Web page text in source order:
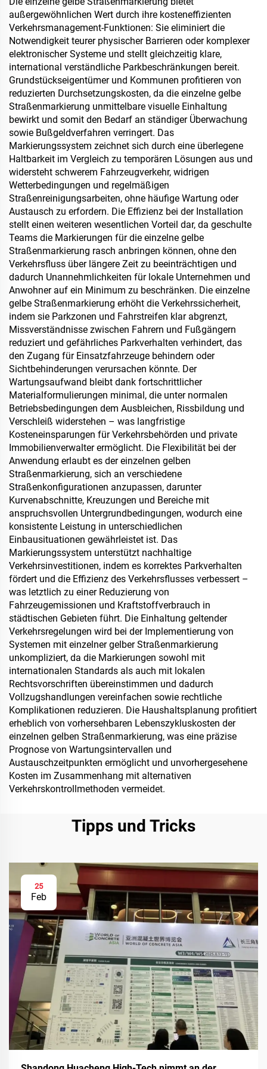
Dach, Wintergarten,
Außenwand, Innenwand,
Trennwand, Schlafzimmer,
Besprechungsraum und
Klassenzimmer, Karaoke-
Bar, Tiefgarage, privates
Heimkino im
Untergeschoss, Untergro
außergewöhnlichen Wert durch ihre kosteneffizienten
Verkehrsmanagement-Funktionen: Sie eliminiert die
Notwendigkeit teurer physischer Barrieren oder komplexer
elektronischer Systeme und stellt gleichzeitig klare,
international verständliche Parkbeschränkungen bereit.
Grundstückseigentümer und Kommunen profitieren von
reduzierten Durchsetzungskosten, da die einzelne gelbe
Straßenmarkierung unmittelbare visuelle Einhaltung
bewirkt und somit den Bedarf an ständiger Überwachung
sowie Bußgeldverfahren verringert. Das
Markierungssystem zeichnet sich durch eine überlegene
Haltbarkeit im Vergleich zu temporären Lösungen aus und
widersteht schwerem Fahrzeugverkehr, widrigen
Wetterbedingungen und regelmäßigen
Straßenreinigungsarbeiten, ohne häufige Wartung oder
Austausch zu erfordern. Die Effizienz bei der Installation
stellt einen weiteren wesentlichen Vorteil dar, da geschulte
Teams die Markierungen für die einzelne gelbe
Straßenmarkierung rasch anbringen können, ohne den
Verkehrsfluss über längere Zeit zu beeinträchtigen und
dadurch Unannehmlichkeiten für lokale Unternehmen und
Anwohner auf ein Minimum zu beschränken. Die einzelne
gelbe Straßenmarkierung erhöht die Verkehrssicherheit,
indem sie Parkzonen und Fahrstreifen klar abgrenzt,
Missverständnisse zwischen Fahrern und Fußgängern
reduziert und gefährliches Parkverhalten verhindert, das
den Zugang für Einsatzfahrzeuge behindern oder
Sichtbehinderungen verursachen könnte. Der
Wartungsaufwand bleibt dank fortschrittlicher
Materialformulierungen minimal, die unter normalen
Betriebsbedingungen dem Ausbleichen, Rissbildung und
Verschleiß widerstehen – was langfristige
Kosteneinsparungen für Verkehrsbehörden und private
Immobilienverwalter ermöglicht. Die Flexibilität bei der
Anwendung erlaubt es der einzelnen gelben
Straßenmarkierung, sich an verschiedene
Straßenkonfigurationen anzupassen, darunter
Kurvenabschnitte, Kreuzungen und Bereiche mit
anspruchsvollen Untergrundbedingungen, wodurch eine
konsistente Leistung in unterschiedlichen
Einbausituationen gewährleistet ist. Das
Markierungssystem unterstützt nachhaltige
Verkehrsinvestitionen, indem es korrektes Parkverhalten
fördert und die Effizienz des Verkehrsflusses verbessert –
was letztlich zu einer Reduzierung von
Fahrzeugemissionen und Kraftstoffverbrauch in
städtischen Gebieten führt. Die Einhaltung geltender
Verkehrsregelungen wird bei der Implementierung von
Systemen mit einzelner gelber Straßenmarkierung
unkompliziert, da die Markierungen sowohl mit
internationalen Standards als auch mit lokalen
Rechtsvorschriften übereinstimmen und dadurch
Vollzugshandlungen vereinfachen sowie rechtliche
Komplikationen reduzieren. Die Haushaltsplanung profitiert
erheblich von vorhersehbaren Lebenszykluskosten der
einzelnen gelben Straßenmarkierung, was eine präzise
Prognose von Wartungsintervallen und
Austauschzeitpunkten ermöglicht und unvorhergesehene
Kosten im Zusammenhang mit alternativen
Verkehrskontrollmethoden vermeidet.
Tipps und Tricks
25
Feb